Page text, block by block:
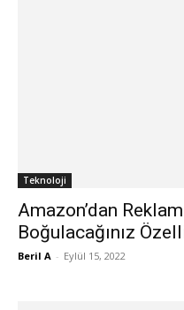
Teknoloji
Amazon’dan
Boğulacağınız
Beril A - Eylül 15, 2022